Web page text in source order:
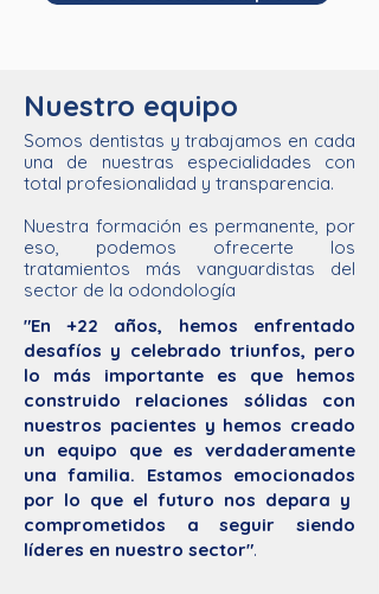
Nuestro equipo
Somos dentistas y trabajamos en cada
una de nuestras especialidades con
total profesionalidad y transparencia.
Nuestra formación es permanente, por
eso, podemos ofrecerte los
tratamientos más vanguardistas del
sector de la odondología
"En +22 años, hemos enfrentado
desafíos y celebrado triunfos, pero
lo más importante es que hemos
construido relaciones sólidas con
nuestros pacientes y hemos creado
un equipo que es verdaderamente
una familia. Estamos emocionados
por lo que el futuro nos depara y
comprometidos a seguir siendo
líderes en nuestro sector".